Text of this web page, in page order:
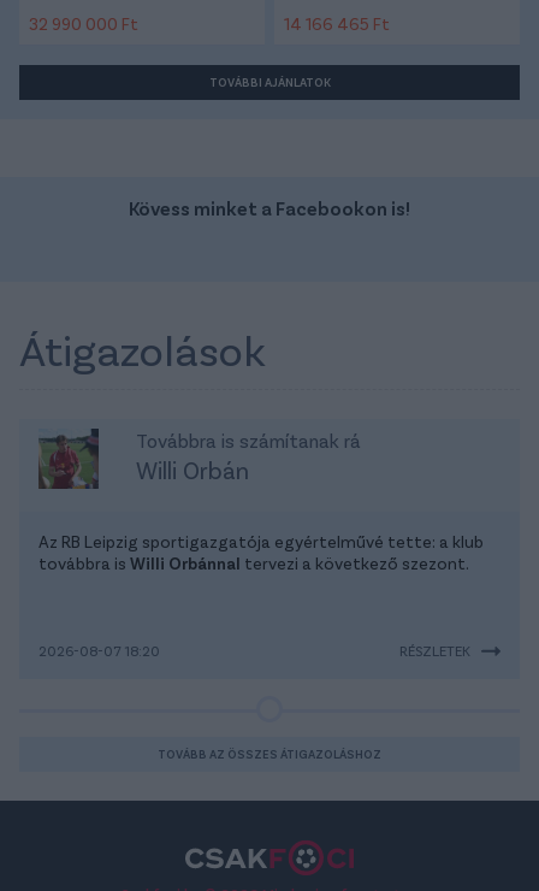
32 990 000 Ft 14 166 465 Ft
TOVÁBBI AJÁNLATOK
Kövess minket a Facebookon is!
Átigazolások
Továbbra is számítanak rá
Willi Orbán
Az RB Leipzig sportigazgatója egyértelművé tette: a klub
továbbra is Willi Orbánnal tervezi a következő szezont.
2026-08-07 18:20 RÉSZLETEK
TOVÁBB AZ ÖSSZES ÁTIGAZOLÁSHOZ